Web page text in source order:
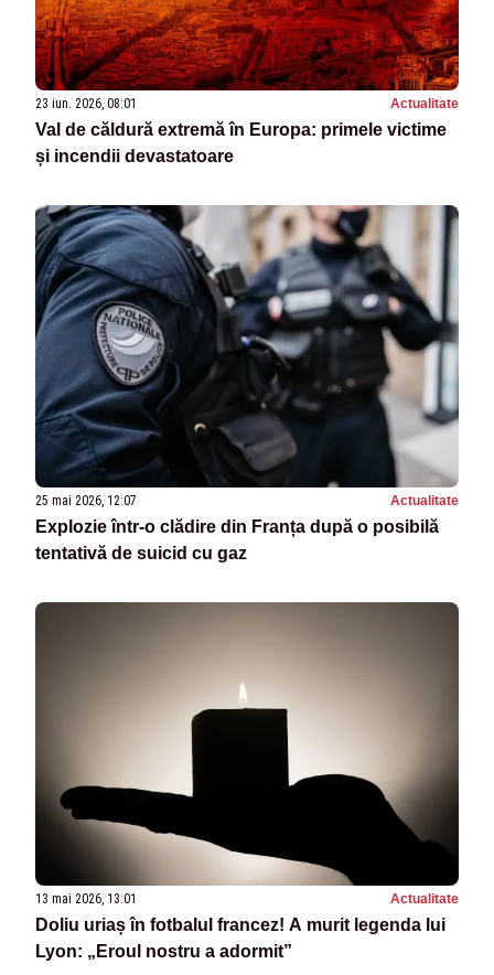
23 iun. 2026, 08:01 Actualitate
Val de căldură extremă în Europa: primele victime
și incendii devastatoare
25 mai 2026, 12:07 Actualitate
Explozie într-o clădire din Franța după o posibilă
tentativă de suicid cu gaz
13 mai 2026, 13:01 Actualitate
Doliu uriaș în fotbalul francez! A murit legenda lui
Lyon: „Eroul nostru a adormit”